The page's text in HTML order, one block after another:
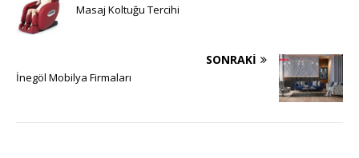
Masaj Koltuğu Tercihi
SONRAKI
İnegöl Mobilya Firmaları